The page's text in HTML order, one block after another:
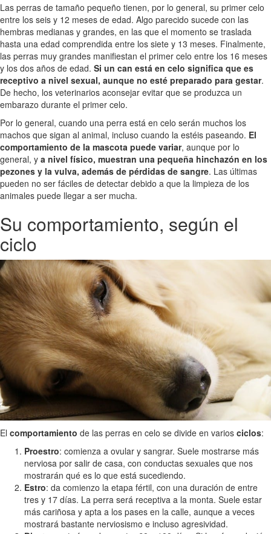
Las perras de tamaño pequeño tienen, por lo general, su primer celo
entre los seis y 12 meses de edad. Algo parecido sucede con las
hembras medianas y grandes, en las que el momento se traslada
hasta una edad comprendida entre los siete y 13 meses. Finalmente,
las perras muy grandes manifiestan el primer celo entre los 16 meses
y los dos años de edad. Si un can está en celo significa que es
receptivo a nivel sexual, aunque no esté preparado para gestar.
De hecho, los veterinarios aconsejar evitar que se produzca un
embarazo durante el primer celo.
Por lo general, cuando una perra está en celo serán muchos los
machos que sigan al animal, incluso cuando la estéis paseando. El
comportamiento de la mascota puede variar, aunque por lo
general, y a nivel físico, muestran una pequeña hinchazón en los
pezones y la vulva, además de pérdidas de sangre. Las últimas
pueden no ser fáciles de detectar debido a que la limpieza de los
animales puede llegar a ser mucha.
Su comportamiento, según el
ciclo
El comportamiento de las perras en celo se divide en varios ciclos:
Proestro: comienza a ovular y sangrar. Suele mostrarse más
nerviosa por salir de casa, con conductas sexuales que nos
mostrarán qué es lo que está sucediendo.
Estro: da comienzo la etapa fértil, con una duración de entre
tres y 17 días. La perra será receptiva a la monta. Suele estar
más cariñosa y apta a los pases en la calle, aunque a veces
mostrará bastante nerviosismo e incluso agresividad.